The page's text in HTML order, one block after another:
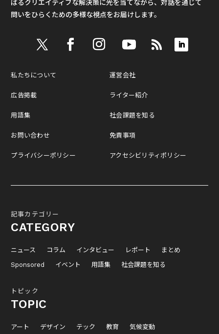
ばるクリエイティブな解決策に光を当てながら、対話を通じて
問いをひらくための多様な視点をお届けします。
私たちについて
広告掲載
用語集
お問い合わせ
プライバシーポリシー
運営会社
ライター紹介
社会課題を知る
免責事項
アクセシビリティポリシー
記事カテゴリー
CATEGORY
ニュース コラム インタビュー レポート
まとめ
Sponsored
イベント 用語集 社会課題を知る
トピック
TOPIC
アート デザイン テック 教育 気候変動